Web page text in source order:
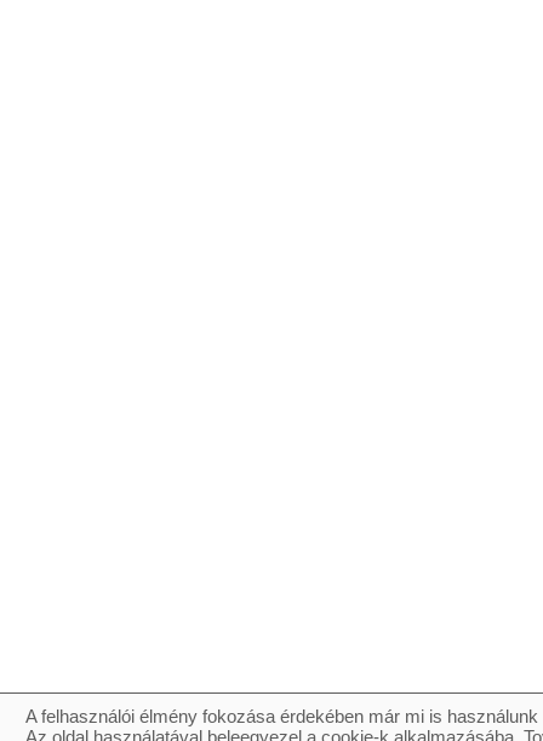
A felhasználói élmény fokozása érdekében már mi is
Az oldal használatával beleegyezel a cookie-k alkalmazásába.